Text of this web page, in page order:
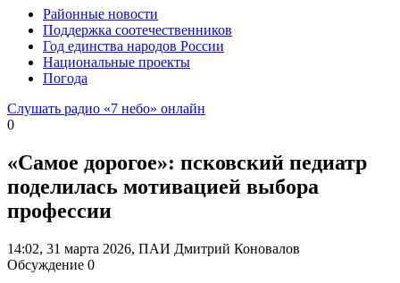
Районные новости
Поддержка соотечественников
Год единства народов России
Национальные проекты
Погода
Слушать радио «7 небо» онлайн
0
«Самое дорогое»: псковский педиатр
поделилась мотивацией выбора
профессии
14:02, 31 марта 2026, ПАИ Дмитрий Коновалов
Обсуждение 0